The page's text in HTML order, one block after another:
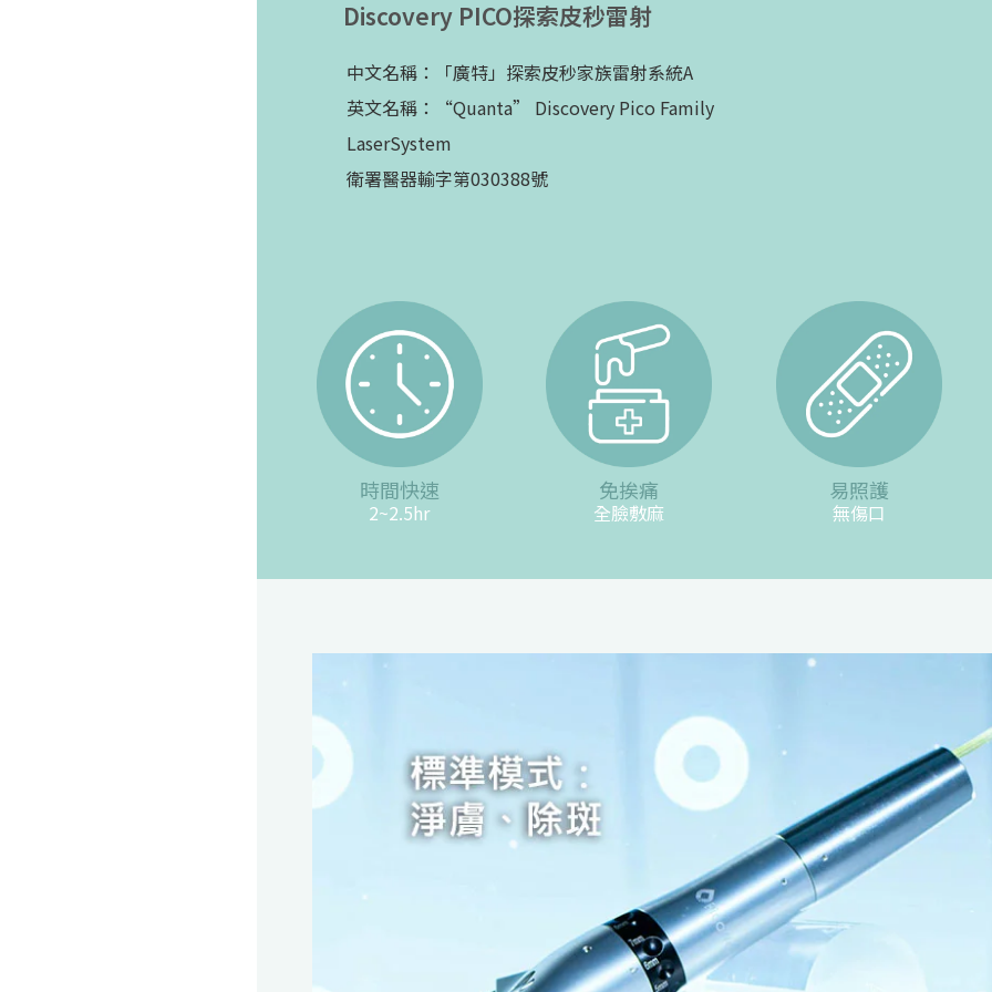
Discovery PICO探索皮秒雷射
中文名稱：「廣特」探索皮秒家族雷射系統A
英文名稱：“Quanta” Discovery Pico Family
LaserSystem
衛署醫器輸字第030388號
時間快速
2~2.5hr
免挨痛
全臉敷麻
易照護
無傷口